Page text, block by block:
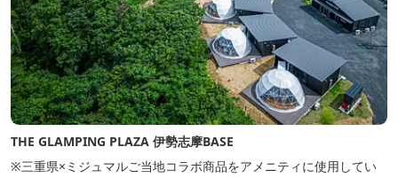
THE GLAMPING PLAZA 伊勢志摩BASE
※三重県×ミジュマルご当地コラボ商品をアメニティに使用してい